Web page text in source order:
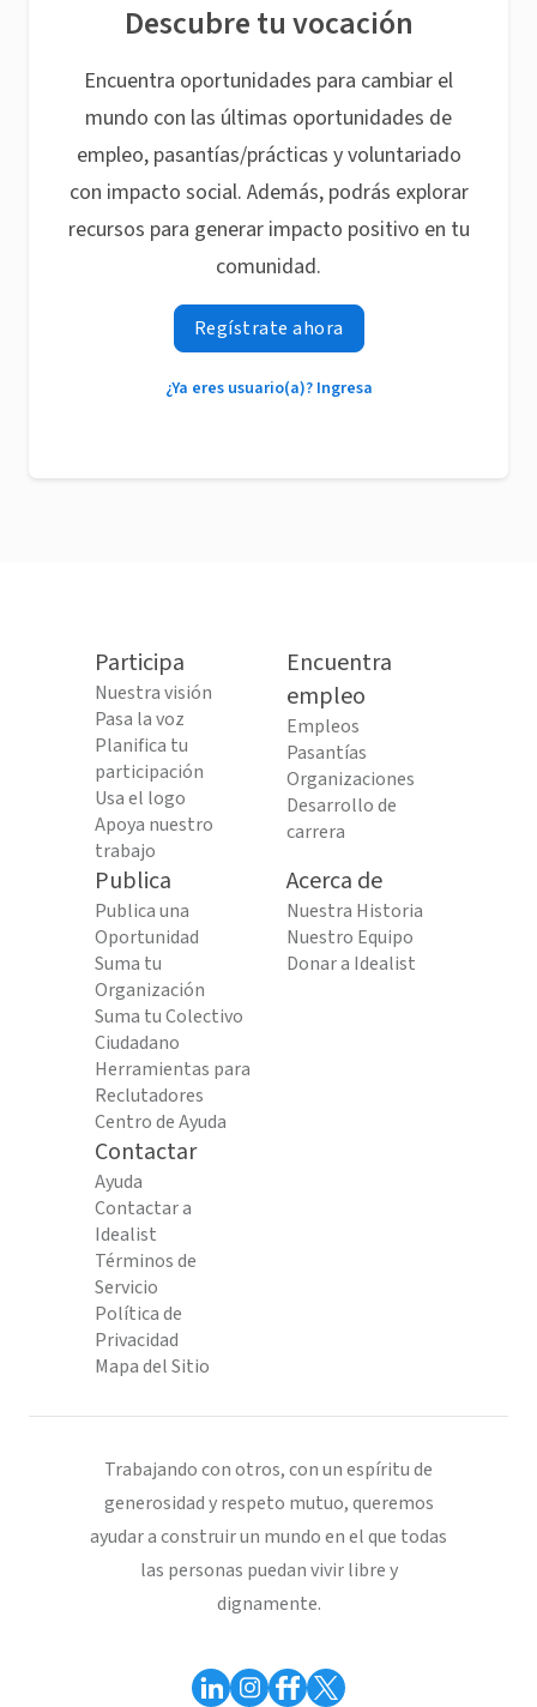
Descubre tu vocación
Encuentra oportunidades para cambiar el
mundo con las últimas oportunidades de
empleo, pasantías/prácticas y voluntariado
con impacto social. Además, podrás explorar
recursos para generar impacto positivo en tu
comunidad.
Regístrate ahora
¿Ya eres usuario(a)? Ingresa
Participa
Nuestra visión
Pasa la voz
Planifica tu
participación
Usa el logo
Apoya nuestro
trabajo
Encuentra
empleo
Empleos
Pasantías
Organizaciones
Desarrollo de
carrera
Publica
Publica una
Oportunidad
Suma tu
Organización
Suma tu Colectivo
Ciudadano
Herramientas para
Reclutadores
Centro de Ayuda
Acerca de
Nuestra Historia
Nuestro Equipo
Donar a Idealist
Contactar
Ayuda
Contactar a
Idealist
Términos de
Servicio
Política de
Privacidad
Mapa del Sitio
Trabajando con otros, con un espíritu de
generosidad y respeto mutuo, queremos
ayudar a construir un mundo en el que todas
las personas puedan vivir libre y
dignamente.